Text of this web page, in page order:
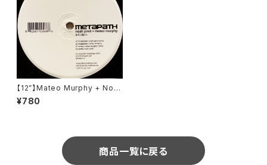
【12”】Mateo Murphy + Noa
h Pred / Initiation (Metapat
h Recordings) (MTP001-6)
¥780
商品一覧に戻る